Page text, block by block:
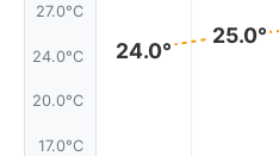
27.0°C
24.0°C
20.0°C
17.0°C
24.0°
25.0°